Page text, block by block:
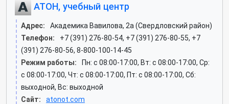
АТОН, учебный центр
Адрес:
Академика Вавилова, 2а (Свердловский район)
Телефон:
+7 (391) 276-80-54, +7 (391) 276-80-55, +7
(391) 276-80-56, 8-800-100-14-45
Режим работы:
Пн: c 08:00-17:00, Вт: c 08:00-17:00, Ср:
c 08:00-17:00, Чт: c 08:00-17:00, Пт: c 08:00-17:00, Сб:
выходной, Вс: выходной
Сайт:
atonot.com